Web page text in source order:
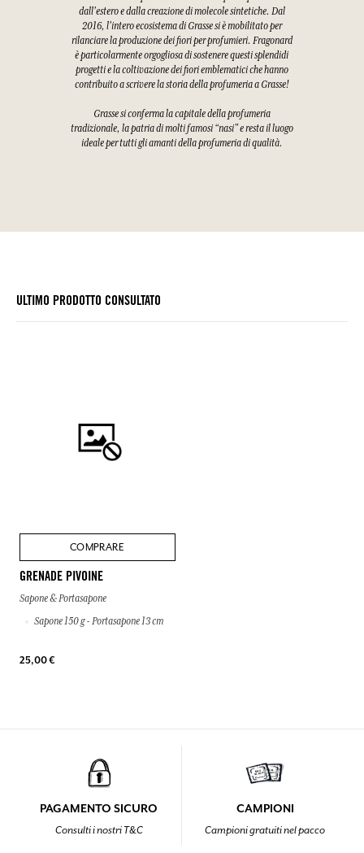
dall'estero e dalla creazione di molecole sintetiche. Dal
2016, l'intero ecosistema di Grasse si è mobilitato per
rilanciare la produzione dei fiori per profumieri. Fragonard
è particolarmente orgogliosa di sostenere questi splendidi
progetti e la coltivazione dei fiori emblematici che hanno
contribuito a scrivere la storia della profumeria a Grasse!
Grasse si conferma la capitale della profumeria
tradizionale, la patria di molti famosi “nasi” e resta il luogo
ideale per tutti gli amanti della profumeria di qualità.
ULTIMO PRODOTTO CONSULTATO
COMPRARE
GRENADE PIVOINE
Sapone & Portasapone
Sapone 150 g - Portasapone 13 cm
25,00 €
PAGAMENTO SICURO
Consulti i nostri T&C
CAMPIONI
Campioni gratuiti nel pacco